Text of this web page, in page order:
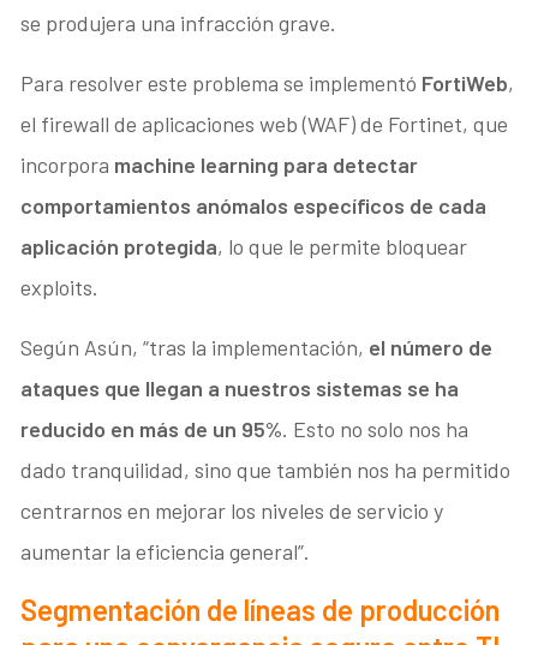
se produjera una infracción grave.
Para resolver este problema se implementó FortiWeb,
el firewall de aplicaciones web (WAF) de Fortinet, que
incorpora machine learning para detectar
comportamientos anómalos específicos de cada
aplicación protegida, lo que le permite bloquear
exploits.
Según Asún, “tras la implementación, el número de
ataques que llegan a nuestros sistemas se ha
reducido en más de un 95%. Esto no solo nos ha
dado tranquilidad, sino que también nos ha permitido
centrarnos en mejorar los niveles de servicio y
aumentar la eficiencia general”.
Segmentación de líneas de producción